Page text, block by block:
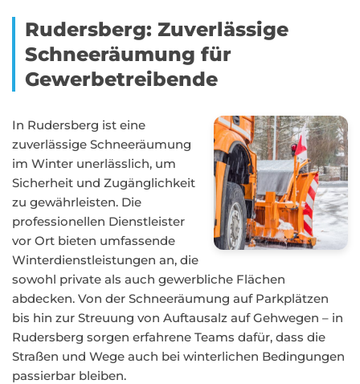
Rudersberg: Zuverlässige
Schneeräumung für
Gewerbetreibende
In Rudersberg ist eine
zuverlässige Schneeräumung
im Winter unerlässlich, um
Sicherheit und Zugänglichkeit
zu gewährleisten. Die
professionellen Dienstleister
vor Ort bieten umfassende
Winterdienstleistungen an, die
sowohl private als auch gewerbliche Flächen
abdecken. Von der Schneeräumung auf Parkplätzen
bis hin zur Streuung von Auftausalz auf Gehwegen – in
Rudersberg sorgen erfahrene Teams dafür, dass die
Straßen und Wege auch bei winterlichen Bedingungen
passierbar bleiben.